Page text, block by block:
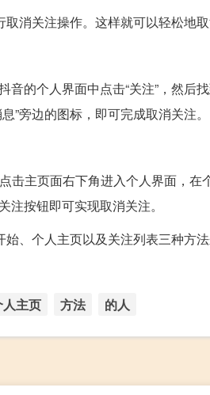
消关注操作。这样就可以轻松地取
的个人界面中点击“关注”，然后
”旁边的图标，即可完成取消关注。
主页面右下角进入个人界面，在
按钮即可实现取消关注。
、个人主页以及关注列表三种方
人主页 方法 的人